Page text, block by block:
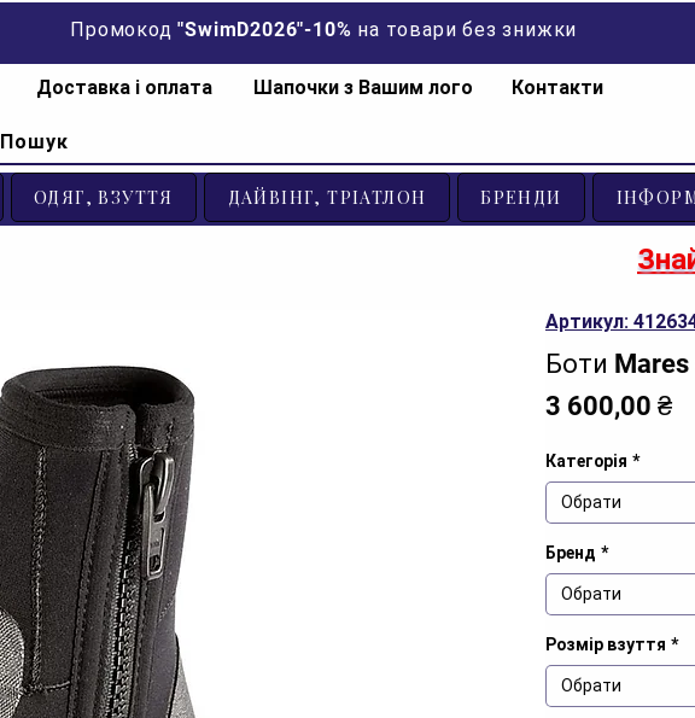
Промокод "SwimD2026"-10% на товари без знижки
Доставка і оплата Шапочки з Вашим лого Контакти
Пошук
ОДЯГ, ВЗУТТЯ ДАЙВІНГ, ТРІАТЛОН БРЕНДИ
Артикул:
Боти
3 600,00 ₴
Категорія *
Обрати
Бренд *
Обрати
Розмір взуття *
Обрати